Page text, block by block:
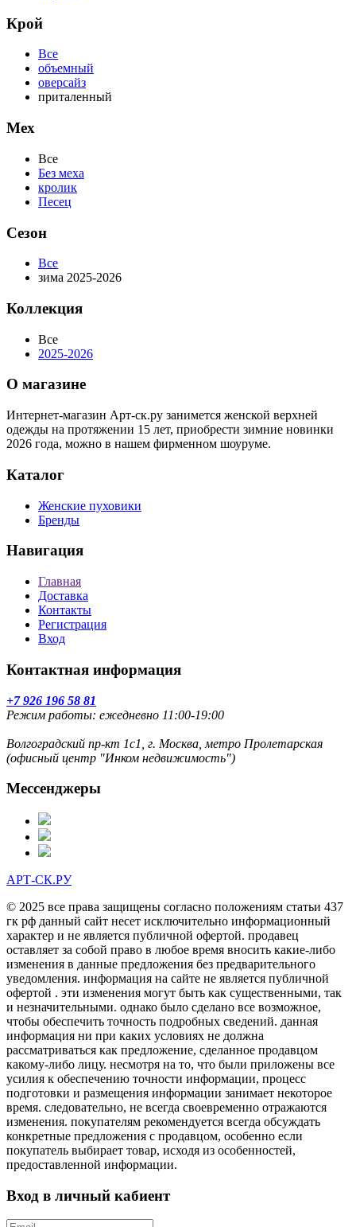
Крой
Все
объемный
оверсайз
приталенный
Мех
Все
Без меха
кролик
Песец
Сезон
Все
зима 2025-2026
Коллекция
Все
2025-2026
О магазине
Интернет-магазин Арт-ск.ру занимется женской верхней
одежды на протяжении 15 лет, приобрести зимние новинки
2026 года, можно в нашем фирменном шоуруме.
Каталог
Женские пуховики
Бренды
Навигация
Главная
Доставка
Контакты
Регистрация
Вход
Контактная информация
+7 926 196 58 81
Режим работы: ежедневно 11:00-19:00
Волгоградский пр-кт 1с1, г. Москва, метро Пролетарская
(офисный центр "Инком недвижимость")
Мессенджеры
АРТ-СК.РУ
© 2025 все права защищены согласно положениям статьи 437
гк рф данный сайт несет исключительно информационный
характер и не является публичной офертой. продавец
оставляет за собой право в любое время вносить какие-либо
изменения в данные предложения без предварительного
уведомления. информация на сайте не является публичной
офертой . эти изменения могут быть как существенными, так
и незначительными. однако было сделано все возможное,
чтобы обеспечить точность подробных сведений. данная
информация ни при каких условиях не должна
рассматриваться как предложение, сделанное продавцом
какому-либо лицу. несмотря на то, что были приложены все
усилия к обеспечению точности информации, процесс
подготовки и размещения информации занимает некоторое
время. следовательно, не всегда своевременно отражаются
изменения. покупателям рекомендуется всегда обсуждать
конкретные предложения с продавцом, особенно если
покупатель выбирает товар, исходя из особенностей,
предоставленной информации.
Вход в личный кабиент